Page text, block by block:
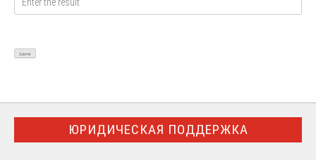
ЮРИДИЧЕСКАЯ ПОДДЕРЖКА